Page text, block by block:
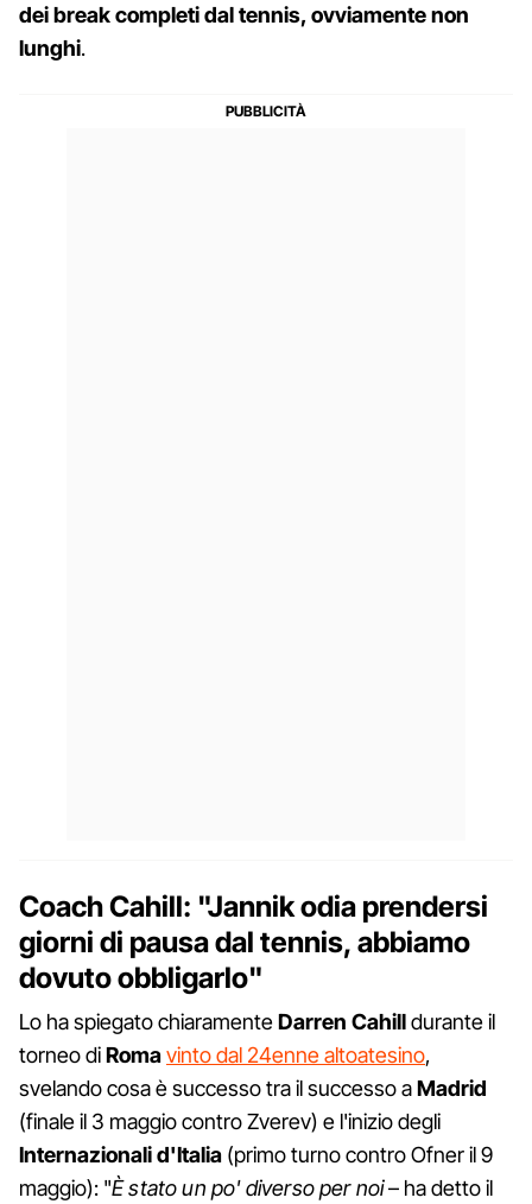
dei break completi dal tennis, ovviamente non
lunghi.
Coach Cahill: "Jannik odia prendersi
giorni di pausa dal tennis, abbiamo
dovuto obbligarlo"
Lo ha spiegato chiaramenteDarren Cahilldurante il
torneo diRomavinto dal 24enne altoatesino,
svelando cosa è successo tra il successo aMadrid
(finale il 3 maggio contro Zverev) e l'inizio degli
Internazionali d'Italia (primo turno contro Ofner il 9
maggio): "È stato un po' diverso per noi– ha detto il